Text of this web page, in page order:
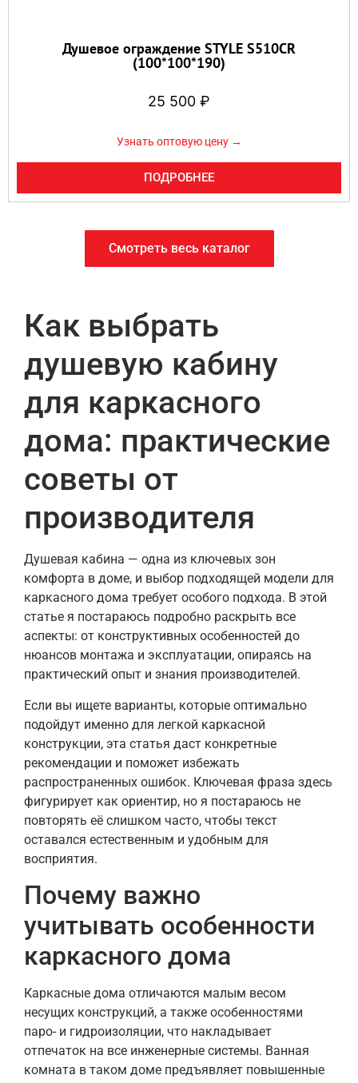
Душевое ограждение STYLE S510CR
(100*100*190)
25 500 ₽
Узнать оптовую цену →
ПОДРОБНЕЕ
Смотреть весь каталог
Как выбрать
душевую кабину
для каркасного
дома: практические
советы от
производителя
Душевая кабина — одна из ключевых зон
комфорта в доме, и выбор подходящей модели для
каркасного дома требует особого подхода. В этой
статье я постараюсь подробно раскрыть все
аспекты: от конструктивных особенностей до
нюансов монтажа и эксплуатации, опираясь на
практический опыт и знания производителей.
Если вы ищете варианты, которые оптимально
подойдут именно для легкой каркасной
конструкции, эта статья даст конкретные
рекомендации и поможет избежать
распространенных ошибок. Ключевая фраза здесь
фигурирует как ориентир, но я постараюсь не
повторять её слишком часто, чтобы текст
оставался естественным и удобным для
восприятия.
Почему важно
учитывать особенности
каркасного дома
Каркасные дома отличаются малым весом
несущих конструкций, а также особенностями
паро- и гидроизоляции, что накладывает
отпечаток на все инженерные системы. Ванная
комната в таком доме предъявляет повышенные